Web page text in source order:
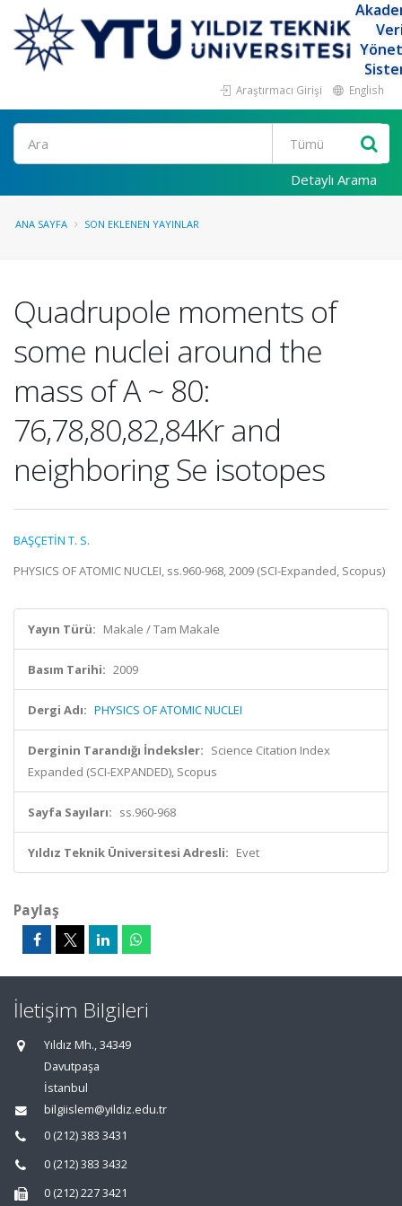
Araştırmacı Girişi English
Ara
Detaylı Arama
ANA SAYFA SON EKLENEN YAYINLAR
Quadrupole moments of
some nuclei around the
mass of A ~ 80:
76,78,80,82,84Kr and
neighboring Se isotopes
BAŞÇETİN T. S.
PHYSICS OF ATOMIC NUCLEI, ss.960-968, 2009 (SCI-Expanded, Scopus)
Yayın Türü: Makale / Tam Makale
Basım Tarihi: 2009
Dergi Adı: PHYSICS OF ATOMIC NUCLEI
Derginin Tarandığı İndeksler: Science Citation Index
Expanded (SCI-EXPANDED), Scopus
Sayfa Sayıları: ss.960-968
Yıldız Teknik Üniversitesi Adresli: Evet
Paylaş
İletişim Bilgileri
Yıldız Mh., 34349
Davutpaşa
İstanbul
bilgiislem@yildiz.edu.tr
0 (212) 383 3431
0 (212) 383 3432
0 (212) 227 3421